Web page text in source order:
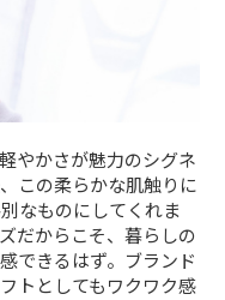
やかさが魅力のシグネ
この柔らかな肌触りに
なものにしてくれま
だからこそ、暮らしの
できるはず。ブランド
トとしてもワクワク感